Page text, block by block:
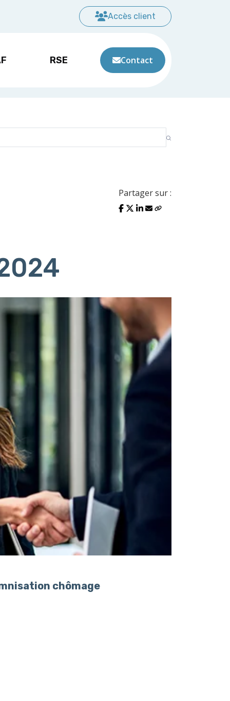
Accès client
RSE Contact
Partager sur :
chômage